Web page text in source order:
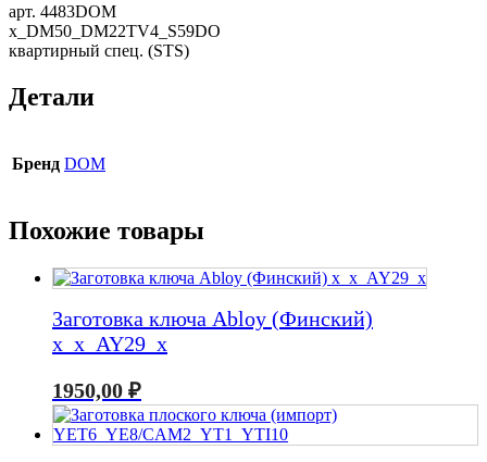
арт. 4483DOM
x_DM50_DM22TV4_S59DO
квартирный спец. (STS)
Детали
Бренд DOM
Похожие товары
Заготовка ключа Abloy (Финский)
x_x_AY29_x
1950,00 ₽